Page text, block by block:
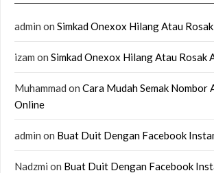
admin on Simkad Onexox Hilang Atau
izam on Simkad Onexox Hilang Atau Rosak
Muhammad on Cara Mudah Semak Nombor
Online
admin on Buat Duit Dengan Facebook
Nadzmi on Buat Duit Dengan Facebook